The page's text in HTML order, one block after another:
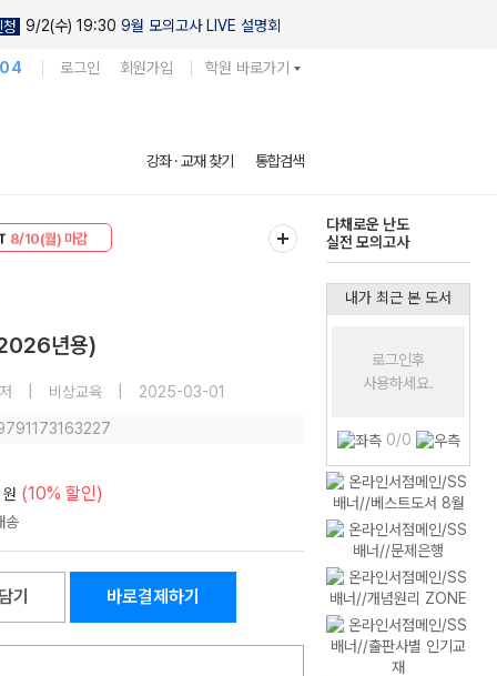
청 9/2(수) 19:30 9월 모의고사 LIVE 설명회
로그인 회원가입 학원 바로가기
강좌 · 교재 찾기 통합검색
8/10(월) 마감
다채로운 난도
실전 모의고사
년용)
비상교육 2025-03-01
원 (10% 할인)
기 바로결제하기
내가 최근 본 도서
로그인후
사용하세요.
0/0